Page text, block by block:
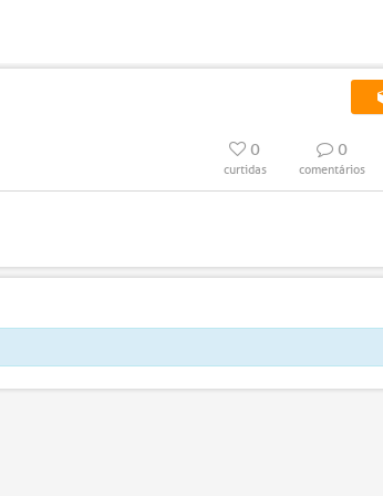
0
curtidas
0
comentários